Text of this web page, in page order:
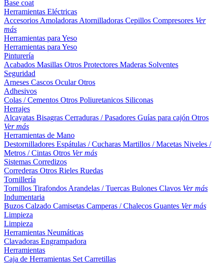
Base coat
Herramientas Eléctricas
Accesorios Amoladoras Atornilladoras Cepillos Compresores Ver
más
Herramientas para Yeso
Herramientas para Yeso
Pinturería
Acabados Masillas Otros Protectores Maderas Solventes
Seguridad
Arneses Cascos OcularOtros
Adhesivos
Colas / Cementos Otros Poliuretanicos Siliconas
Herrajes
Alcayatas Bisagras Cerraduras / Pasadores Guías para cajón Otros
Ver más
Herramientas de Mano
Destornilladores Espátulas / Cucharas Martillos / Macetas Niveles /
Metros / Cintas Otros Ver más
Sistemas Corredizos
Correderas Otros Rieles Ruedas
Tornillería
Tornillos Tirafondos Arandelas / Tuercas Bulones Clavos Ver más
Indumentaria
Buzos Calzado Camisetas Camperas / Chalecos Guantes Ver más
Limpieza
Limpieza
Herramientas Neumáticas
Clavadoras Engrampadora
Herramientas
Caja de Herramientas Set Carretillas